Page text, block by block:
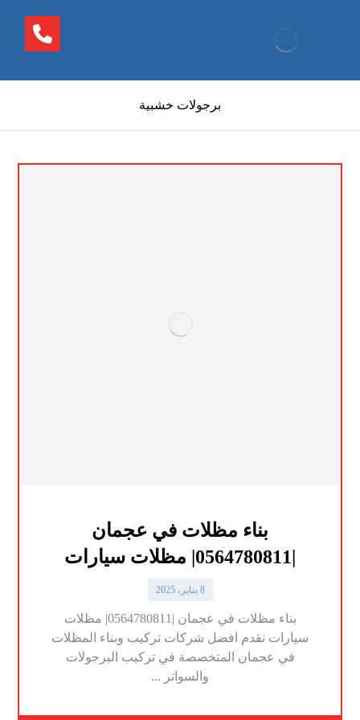
برجولات خشبية
بناء مظلات في عجمان
8 يناير، 2025
بناء مظلات في عجمان |0564780811| مظلات
سيارات نقدم افضل شركات تركيب وبناء المظلات
في عجمان المتخصصة في تركيب البرجولات
والسواتر ...